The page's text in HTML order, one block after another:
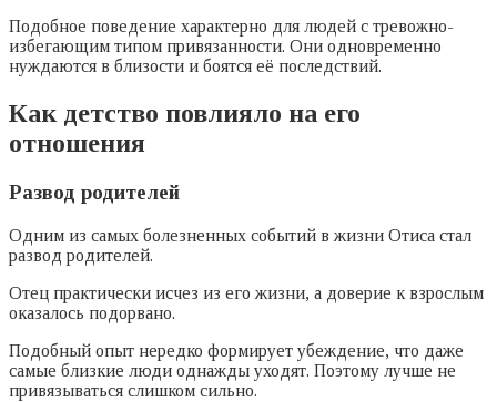
Подобное поведение характерно для людей с тревожно-
избегающим типом привязанности. Они одновременно
нуждаются в близости и боятся её последствий.
Как детство повлияло на его
отношения
Развод родителей
Одним из самых болезненных событий в жизни Отиса стал
развод родителей.
Отец практически исчез из его жизни, а доверие к взрослым
оказалось подорвано.
Подобный опыт нередко формирует убеждение, что даже
самые близкие люди однажды уходят. Поэтому лучше не
привязываться слишком сильно.